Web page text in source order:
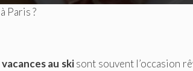
Paris ?
vacances au skisont souvent l’occasion